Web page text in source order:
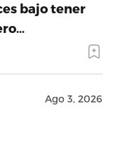
bajo tener
Ago 3, 2026